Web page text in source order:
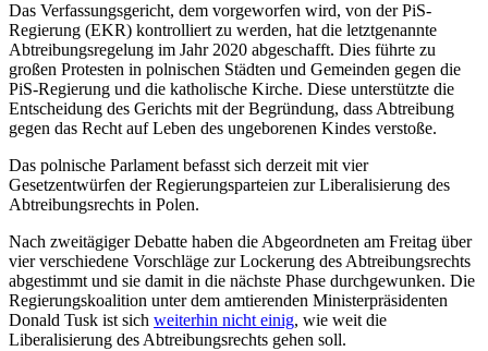
Das Verfassungsgericht, dem vorgeworfen wird, von der PiS-
Regierung (EKR) kontrolliert zu werden, hat die letztgenannte
Abtreibungsregelung im Jahr 2020 abgeschafft. Dies führte zu
großen Protesten in polnischen Städten und Gemeinden gegen die
PiS-Regierung und die katholische Kirche. Diese unterstützte die
Entscheidung des Gerichts mit der Begründung, dass Abtreibung
gegen das Recht auf Leben des ungeborenen Kindes verstoße.
Das polnische Parlament befasst sich derzeit mit vier
Gesetzentwürfen der Regierungsparteien zur Liberalisierung des
Abtreibungsrechts in Polen.
Nach zweitägiger Debatte haben die Abgeordneten am Freitag über
vier verschiedene Vorschläge zur Lockerung des Abtreibungsrechts
abgestimmt und sie damit in die nächste Phase durchgewunken. Die
Regierungskoalition unter dem amtierenden Ministerpräsidenten
Donald Tusk ist sich weiterhin nicht einig, wie weit die
Liberalisierung des Abtreibungsrechts gehen soll.